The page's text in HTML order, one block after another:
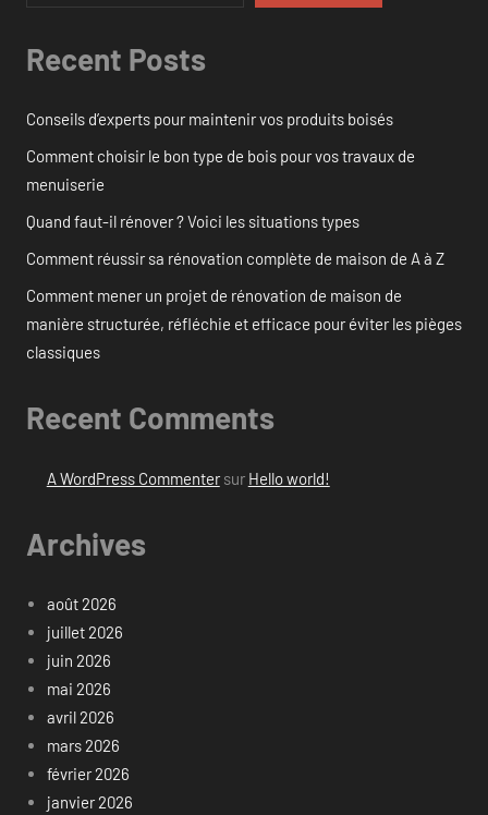
Recent Posts
Conseils d’experts pour maintenir vos produits boisés
Comment choisir le bon type de bois pour vos travaux de
menuiserie
Quand faut-il rénover ? Voici les situations types
Comment réussir sa rénovation complète de maison de A à Z
Comment mener un projet de rénovation de maison de
manière structurée, réfléchie et efficace pour éviter les pièges
classiques
Recent Comments
A WordPress Commentersur Hello world!
Archives
août 2026
juillet 2026
juin 2026
mai 2026
avril 2026
mars 2026
février 2026
janvier 2026